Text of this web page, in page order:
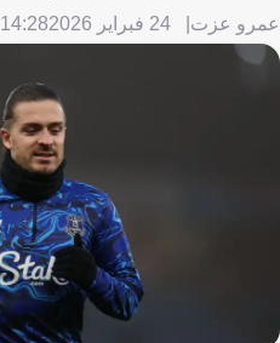
عمرو عزت 24 فبراير 2026 14:28